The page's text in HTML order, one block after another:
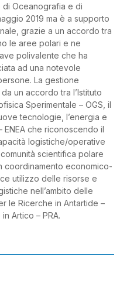
di Oceanografia e di
2019 ma è a supporto
grazie a un accordo tra
le aree polari e ne
polivalente che ha
ad una notevole
La gestione
un accordo tra l’Istituto
Sperimentale – OGS, il
tecnologie, l’energia e
che riconoscendo il
logistiche/operative
scientifica polare
coordinamento economico-
utilizzo delle risorse e
nell’ambito delle
le Ricerche in Antartide –
Artico – PRA.